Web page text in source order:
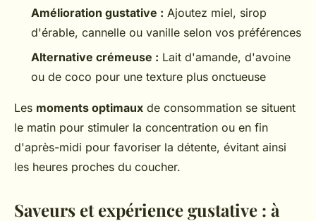
Amélioration gustative : Ajoutez miel, sirop
d'érable, cannelle ou vanille selon vos préférences
Alternative crémeuse : Lait d'amande, d'avoine
ou de coco pour une texture plus onctueuse
Les moments optimaux de consommation se situent
le matin pour stimuler la concentration ou en fin
d'après-midi pour favoriser la détente, évitant ainsi
les heures proches du coucher.
Saveurs et expérience gustative : à